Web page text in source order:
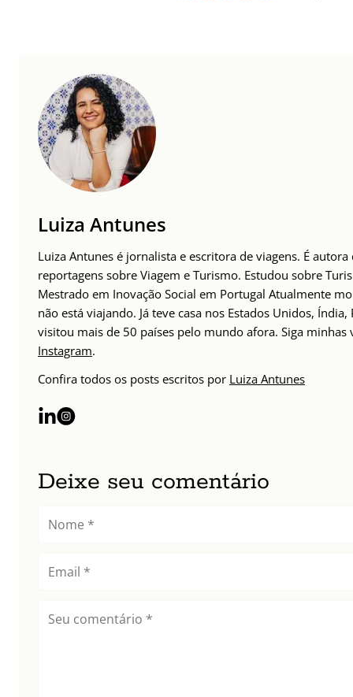
Luiza Antunes
Luiza Antunes é jornalista e escritora de viagens. É
reportagens sobre Viagem e Turismo. Estudou sobre
Mestrado em Inovação Social em Portugal Atualmente
não está viajando. Já teve casa nos Estados Unidos,
visitou mais de 50 países pelo mundo afora. Siga minhas
Instagram.
Confira todos os posts escritos por Luiza Antunes
Deixe seu comentário